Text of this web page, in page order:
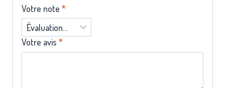
Votre note *
Votre avis *